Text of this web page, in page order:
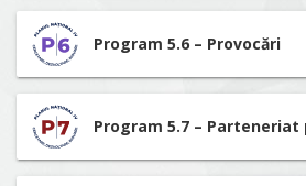
Program 5.6 – Provocări
Program 5.7 –